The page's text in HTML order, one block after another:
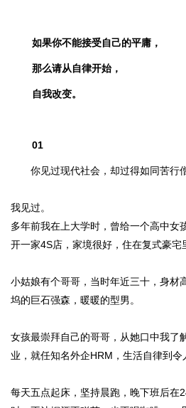
如果你不能接受自己的平庸，
那么请从自律开始，
自我改变。
01
你见过现代社会，却过得如同苦行
我见过。
多年前我在上大学时，曾给一个高中女
开一家4S店，家境很好，住在复式豪宅
小姑娘有个哥哥，当时年近三十，身材
坞的巨石强森，暖暖的型男。
女孩最崇拜自己的哥哥，从她口中我了
业，就任知名外企HRM，生活自律到令
每天五点起床，坚持晨跑，晚下班后在